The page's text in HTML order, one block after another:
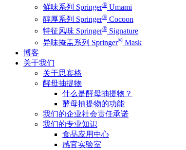
鲜味系列 Springer® Umami
醇厚系列 Springer® Cocoon
特征风味 Springer® Signature
异味掩盖系列 Springer® Mask
博客
关于我们
关于思宾格
酵母抽提物
什么是酵母抽提物？
酵母抽提物的功能
我们的企业社会责任承诺
我们的专业知识
食品应用中心
感官实验室